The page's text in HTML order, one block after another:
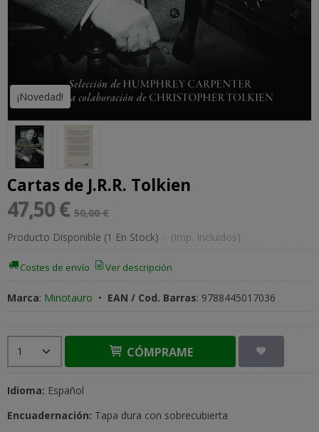
¡Novedad!
Cartas de J.R.R. Tolkien
47,50 € 50,00 €
Producto Disponible (1 En Stock) - (Imp. Incluidos)
Costes de envío Ver descripción
Marca: Minotauro • EAN / Cod. Barras: 9788445017036
CÓMPRAME
Idioma: Español
Encuadernación: Tapa dura con sobrecubierta